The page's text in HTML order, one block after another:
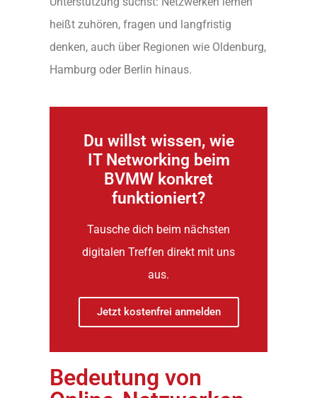
heißt zuhören, fragen und langfristig
denken, auch über Regionen wie Oldenburg,
Hamburg oder Berlin hinaus.
Du willst wissen, wie
IT Networking beim
BVMW konkret
funktioniert?
Tausche dich beim nächsten
digitalen Treffen direkt mit uns
aus.
Jetzt kostenfrei anmelden
Bedeutung von